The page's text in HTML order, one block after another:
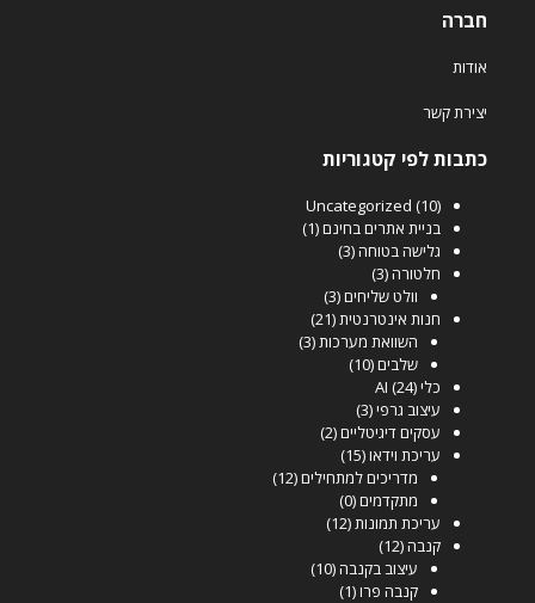
חברה
אודות
יצירת קשר
כתבות לפי קטגוריות
Uncategorized (10)
בניית אתרים בחינם(1)
גלישה בטוחה(3)
חלטורה(3)
וולט שליחים(3)
חנות אינטרנטית(21)
השוואת מערכות(3)
שלבים(10)
כלי AI(24)
עיצוב גרפי(3)
עסקים דיגיטליים(2)
עריכת וידאו(15)
מדריכים למתחילים(12)
מתקדמים(0)
עריכת תמונות(12)
קנבה(12)
עיצוב בקנבה(10)
קנבה פרו(1)